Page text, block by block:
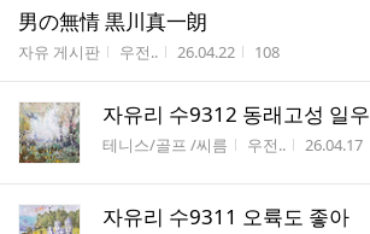
男の無情 黒川真一朗
게시판명
자유 게시판 작성자
우전.. 작성시간
26.04.22 조회수
108
자유리 수9312 동래고성 일우
게시판명
테니스/골프 /씨름 작성자
우전.. 작성시간
26.04.17
자유리 수9311 오륙도 좋아